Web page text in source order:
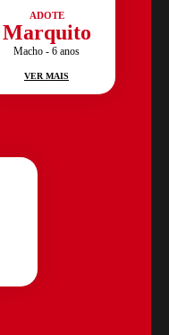
ADOTE
Marquito
Macho - 6 anos
VER MAIS